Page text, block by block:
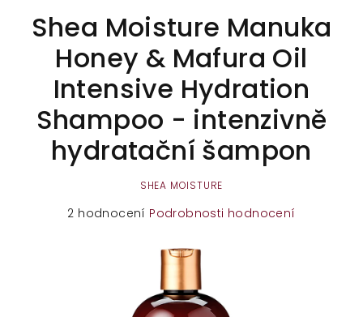
Shea Moisture Manuka
Honey & Mafura Oil
Intensive Hydration
Shampoo - intenzivně
hydratační šampon
SHEA MOISTURE
Průměrné
2 hodnocení Podrobnosti hodnocení